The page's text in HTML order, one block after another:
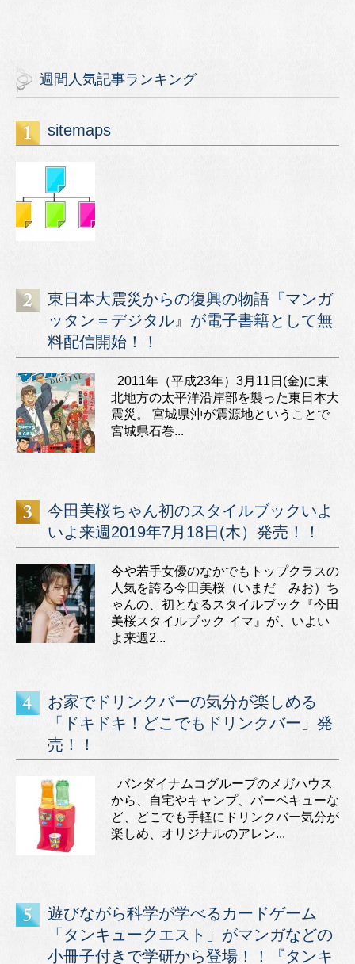
週間人気記事ランキング
sitemaps
東日本大震災からの復興の物語『マンガ
ッタン＝デジタル』が電子書籍として無
料配信開始！！
2011年（平成23年）3月11日(金)に東
北地方の太平洋沿岸部を襲った東日本大
震災。 宮城県沖が震源地ということで
宮城県石巻...
今田美桜ちゃん初のスタイルブックいよ
いよ来週2019年7月18日(木）発売！！
今や若手女優のなかでもトップクラスの
人気を誇る今田美桜（いまだ みお）ち
ゃんの、初となるスタイルブック『今田
美桜スタイルブック イマ』が、いよい
よ来週2...
お家でドリンクバーの気分が楽しめる
「ドキドキ！どこでもドリンクバー」発
売！！
バンダイナムコグループのメガハウス
から、自宅やキャンプ、バーベキューな
ど、どこでも手軽にドリンクバー気分が
楽しめ、オリジナルのアレン...
遊びながら科学が学べるカードゲーム
「タンキュークエスト」がマンガなどの
小冊子付きで学研から登場！！『タンキ